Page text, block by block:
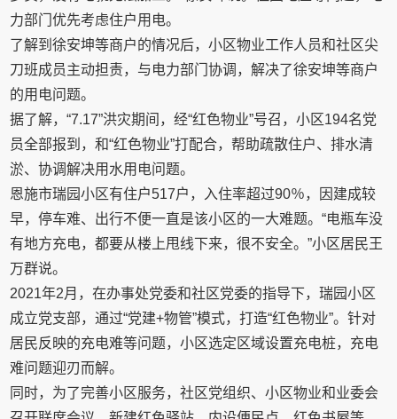
力部门优先考虑住户用电。
了解到徐安坤等商户的情况后，小区物业工作人员和社区尖
刀班成员主动担责，与电力部门协调，解决了徐安坤等商户
的用电问题。
据了解，“7.17”洪灾期间，经“红色物业”号召，小区194名党
员全部报到，和“红色物业”打配合，帮助疏散住户、排水清
淤、协调解决用水用电问题。
恩施市瑞园小区有住户517户，入住率超过90％，因建成较
早，停车难、出行不便一直是该小区的一大难题。“电瓶车没
有地方充电，都要从楼上甩线下来，很不安全。”小区居民王
万群说。
2021年2月，在办事处党委和社区党委的指导下，瑞园小区
成立党支部，通过“党建+物管”模式，打造“红色物业”。针对
居民反映的充电难等问题，小区选定区域设置充电桩，充电
难问题迎刃而解。
同时，为了完善小区服务，社区党组织、小区物业和业委会